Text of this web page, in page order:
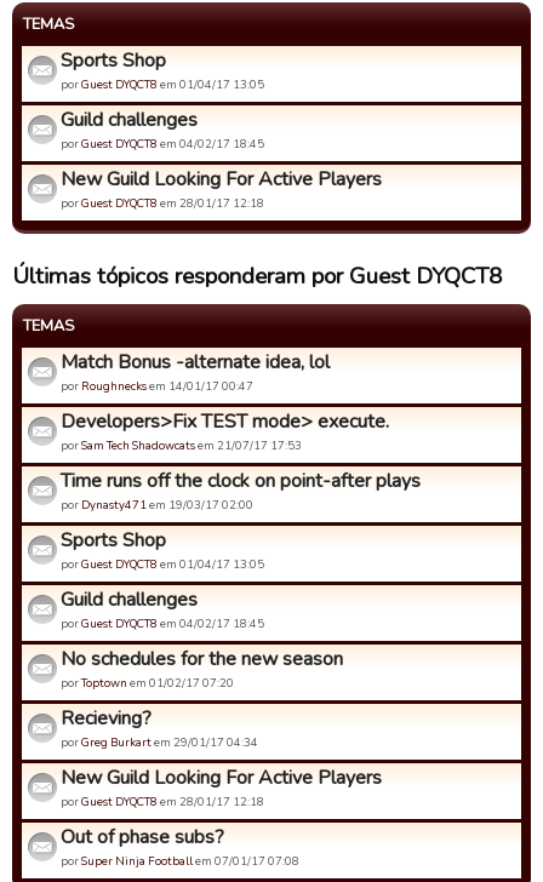
TEMAS
Sports Shop
porGuest DYQCT8 em 01/04/17 13:05
Guild challenges
porGuest DYQCT8 em 04/02/17 18:45
New Guild Looking For Active Players
porGuest DYQCT8 em 28/01/17 12:18
Últimas tópicos responderam por Guest DYQCT8
TEMAS
Match Bonus -alternate idea, lol
por Roughnecksem 14/01/17 00:47
Developers>Fix TEST mode> execute.
porSam Tech Shadowcatsem 21/07/17 17:53
Time runs off the clock on point-after plays
por Dynasty471em 19/03/17 02:00
Sports Shop
porGuest DYQCT8 em 01/04/17 13:05
Guild challenges
porGuest DYQCT8 em 04/02/17 18:45
No schedules for the new season
porToptown em 01/02/17 07:20
Recieving?
porGreg Burkartem 29/01/17 04:34
New Guild Looking For Active Players
porGuest DYQCT8 em 28/01/17 12:18
Out of phase subs?
porSuper Ninja Footballem 07/01/17 07:08